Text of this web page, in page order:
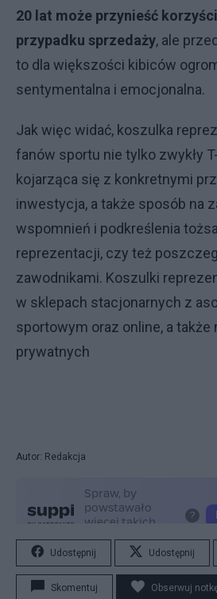
20 lat może przynieść
przypadku sprzedaży, ale
to dla większości kibiców
sentymentalna i emocjonalna.
Jak więc widać, koszulka
fanów sportu nie tylko zwykły
kojarząca się z konkretnymi
inwestycja, a także sposób na
wspomnień i podkreślenia
reprezentacji, czy też
zawodnikami. Koszulki
w sklepach stacjonarnych z
sportowym oraz online, a także
prywatnych
Autor: Redakcja
Udostępnij Udostępnij
Skomentuj Obserwuj